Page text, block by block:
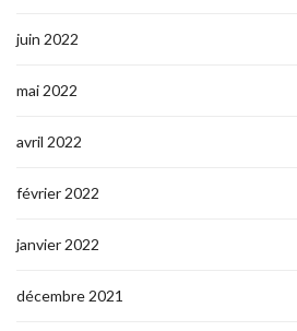
juin 2022
mai 2022
avril 2022
février 2022
janvier 2022
décembre 2021